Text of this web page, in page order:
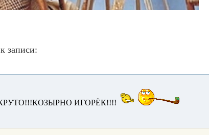
записи:
ИГОРЁК!!!!